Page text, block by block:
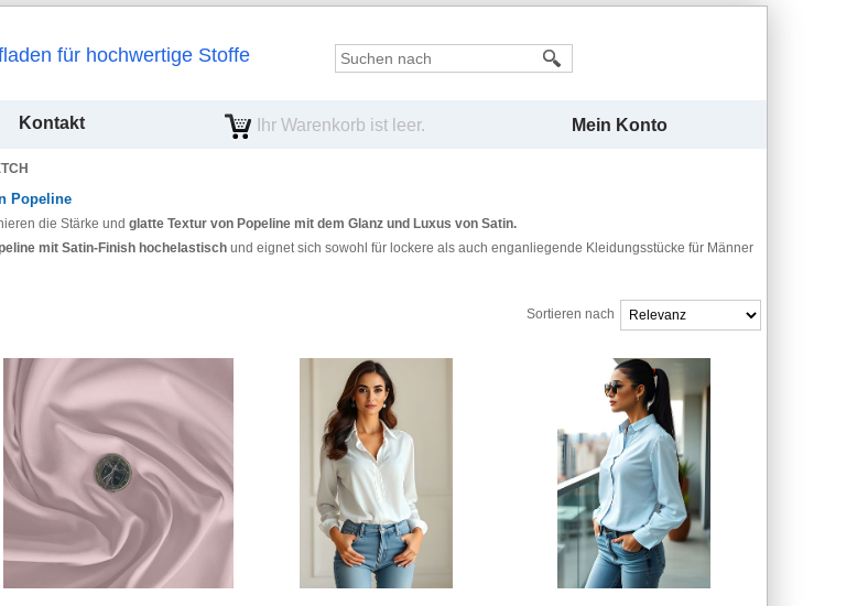
für hochwertige Stoffe
Kontakt Ihr Warenkorb ist leer. Mein Konto
Popeline
die Stärke und glatte Textur von Popeline mit dem Glanz und Luxus von Satin.
mit Satin-Finish hochelastisch und eignet sich sowohl für lockere als auch enganliegende Kleidungsstücke für Männer
Sortieren nach